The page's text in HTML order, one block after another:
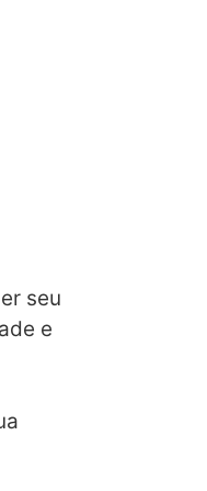
seu
e